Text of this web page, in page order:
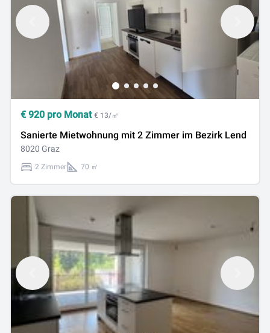
€ 920 pro Monat € 13/㎡
Sanierte Mietwohnung mit 2 Zimmer im Bezirk Lend
8020 Graz
2 Zimmer 70 ㎡